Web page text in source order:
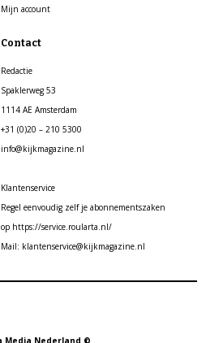
Mijn account
Contact
Redactie
Spaklerweg 53
1114 AE Amsterdam
+31 (0)20 – 210 5300
info@kijkmagazine.nl
Klantenservice
Regel eenvoudig zelf je abonnementszaken
op https://service.roularta.nl/
Mail: klantenservice@kijkmagazine.nl
Media Nederland ©